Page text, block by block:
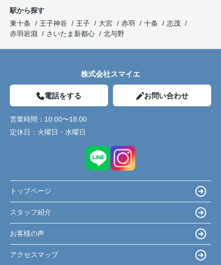
駅から探す
東十条
王子神谷 王子 大宮 赤羽 十条
志茂
赤羽岩淵
さいたま新都心 北与野
株式会社スマイエ
電話をする お問い合わせ
営業時間： 10:00〜18:00
定休日： 火曜日・水曜日
トップページ
スタッフ紹介
お客様の声
アクセスマップ